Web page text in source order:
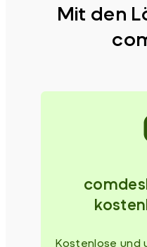
Mit den
Kostenlose und